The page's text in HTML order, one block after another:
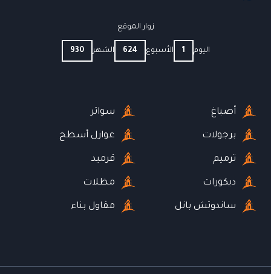
زوار الموقع
اليوم 1 الأسبوع 624 الشهر 930
أصباغ
برجولات
ترميم
ديكورات
ساندوتش بانل
سواتر
عوازل أسطح
قرميد
مظلات
مقاول بناء